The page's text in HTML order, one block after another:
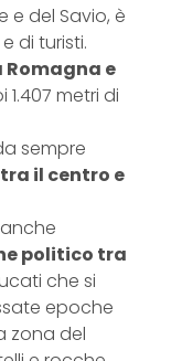
e del Savio, è
di turisti.
e
1.407 metri di
sempre
il centro e
politico tra
che si
epoche
zona del